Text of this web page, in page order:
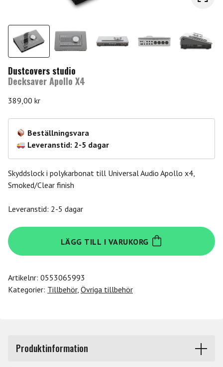
Dustcovers studio
Decksaver Apollo X4
389,00 kr
Beställningsvara
Leveranstid: 2-5 dagar
Skyddslock i polykarbonat till Universal Audio Apollo x4,
Smoked/Clear finish
Leveranstid: 2-5 dagar
Decksaver
Apollo
X4
LÄGG TILL I VARUKORG
Artikelnr: 0553065993
Kategorier: Tillbehör, Övriga tillbehör
Produktinformation